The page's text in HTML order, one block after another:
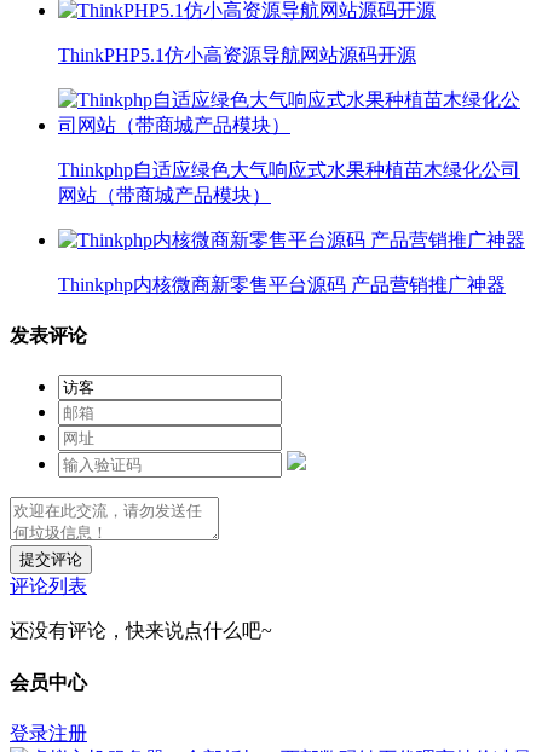
ThinkPHP5.1仿小高资源导航网站源码开源
Thinkphp自适应绿色大气响应式水果种植苗木绿化公司
网站（带商城产品模块）
Thinkphp内核微商新零售平台源码 产品营销推广神器
发表评论
提交评论
评论列表
还没有评论，快来说点什么吧~
会员中心
登录注册